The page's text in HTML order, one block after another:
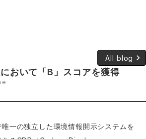
All blog keyboard_arrow_right
おいて「B」スコアを獲得
一の独立した環境情報開示システムを